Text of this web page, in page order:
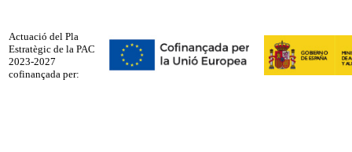
Actuació del Pla
Estratègic de la PAC
2023-2027
cofinançada per: